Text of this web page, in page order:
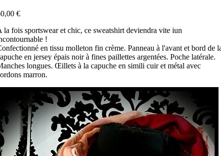
€
la fois sportswear et chic, ce sweatshirt deviendra vite iun
!
en tissu molleton fin crème. Panneau à l'avant et bord de
en jersey épais noir à fines paillettes argentées. Poche latérale.
longues. Œillets à la capuche en simili cuir et métal avec
marron.